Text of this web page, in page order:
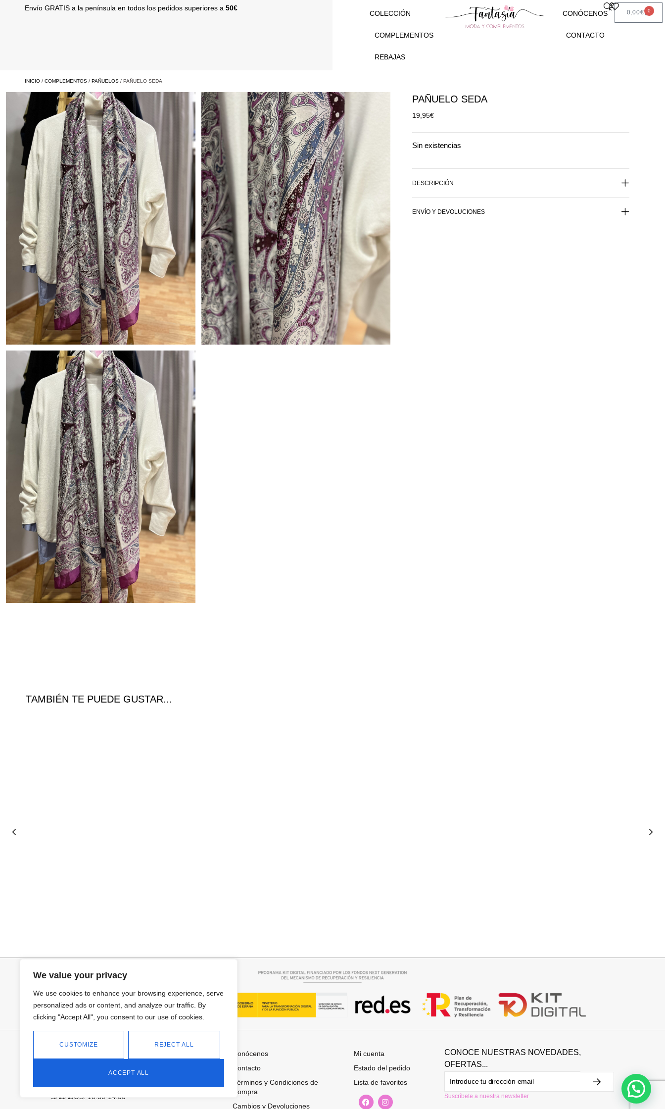
We value your privacy
We use cookies to enhance your browsing experience, serve
personalized ads or content, and analyze our traffic. By
clicking "Accept All", you consent to our use of cookies.
CUSTOMIZE REJECT ALL
ACCEPT ALL
Envío GRATIS a la península en todos los pedidos superiores a 50€
COLECCIÓN
COMPLEMENTOS
REBAJAS
CONÓCENOS
CONTACTO
0,00€ 0
INICIO / COMPLEMENTOS / PAÑUELOS / PAÑUELO SEDA
PAÑUELO SEDA
19,95€
Sin existencias
DESCRIPCIÓN
ENVÍO Y DEVOLUCIONES
TAMBIÉN TE PUEDE GUSTAR...
FANTASÍA - TIENDA
Avd Don Antonio Huertas, 74
13700 Tomelloso (Ciudad Real)
Teléfono: 618 11 75 02
L a V: 10:30-14:00 | 18:00-21:00
SÁBADOS: 10.30-14:00
Conócenos
Contacto
Términos y Condiciones de
Compra
Cambios y Devoluciones
Mi cuenta
Estado del pedido
Lista de favoritos
CONOCE NUESTRAS NOVEDADES,
OFERTAS...
Suscríbete a nuestra newsletter